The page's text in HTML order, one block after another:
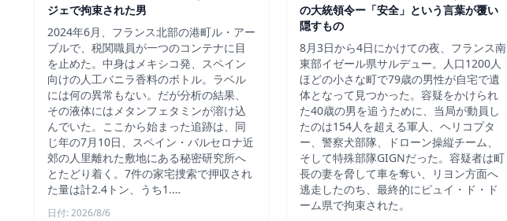
ジェで拘束された男
2024年6月、フランス北部の港町ル・アー
ブルで、税関職員が一つのコンテナに目
を止めた。中身はメキシコ発、スペイン
向けの人工バニラ香料のボトル。ラベル
には何の異常もない。だが分析の結果、
その液体にはメタンフェタミンが溶け込
んでいた。ここから始まった追跡は、同
じ年の7月10日、スペイン・バルセロナ近
郊の人里離れた敷地にある秘密研究所へ
とたどり着く。7件の家宅捜索で押収され
た量は計2.4トン、うち1.…
日付: 2026/8/6
の大統領令ー「安全」という言葉が覆い
隠すもの
8月3日から4日にかけての夜、フランス南
東部イゼール県サルデュー。人口1200人
ほどの小さな町で79歳の男性が自宅で遺
体となって見つかった。容疑をかけられ
た40歳の男を追うために、当局が動員し
たのは154人を超える軍人、ヘリコプタ
ー、警察犬部隊、ドローン操縦チーム、
そして特殊部隊GIGNだった。容疑者は町
長の妻を脅して車を奪い、リヨン方面へ
逃走したのち、最終的にピュイ・ド・ド
ーム県で拘束された。